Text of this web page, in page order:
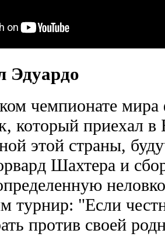
Эдуардо
чемпионате
который приехал
этой страны,
Шахтера и
турнир: "Если
против своей